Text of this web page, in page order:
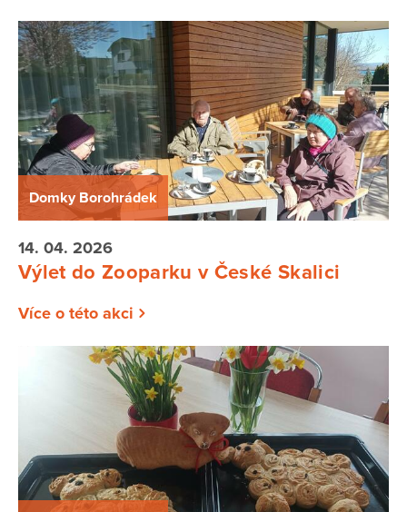
Domky Borohrádek
14. 04. 2026
Výlet do Zooparku v České Skalici
Více o této akci